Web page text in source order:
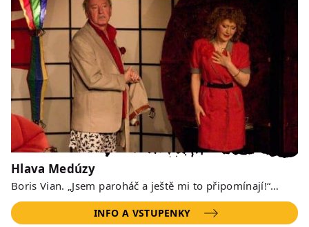
Hlava Medúzy
Boris Vian. „Jsem paroháč a ještě mi to připomínají!“…
INFO A VSTUPENKY